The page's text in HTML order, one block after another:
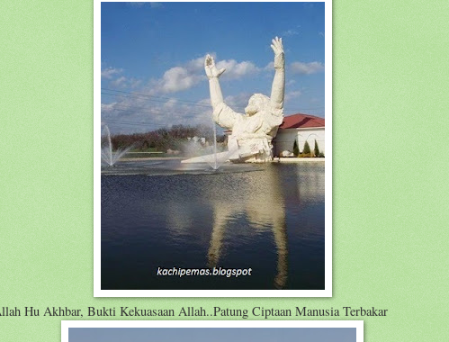
Hu Akhbar, Bukti Kekuasaan Allah..Patung Ciptaan Manusia Terbakar